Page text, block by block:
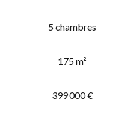
5 chambres
175 m²
399 000 €